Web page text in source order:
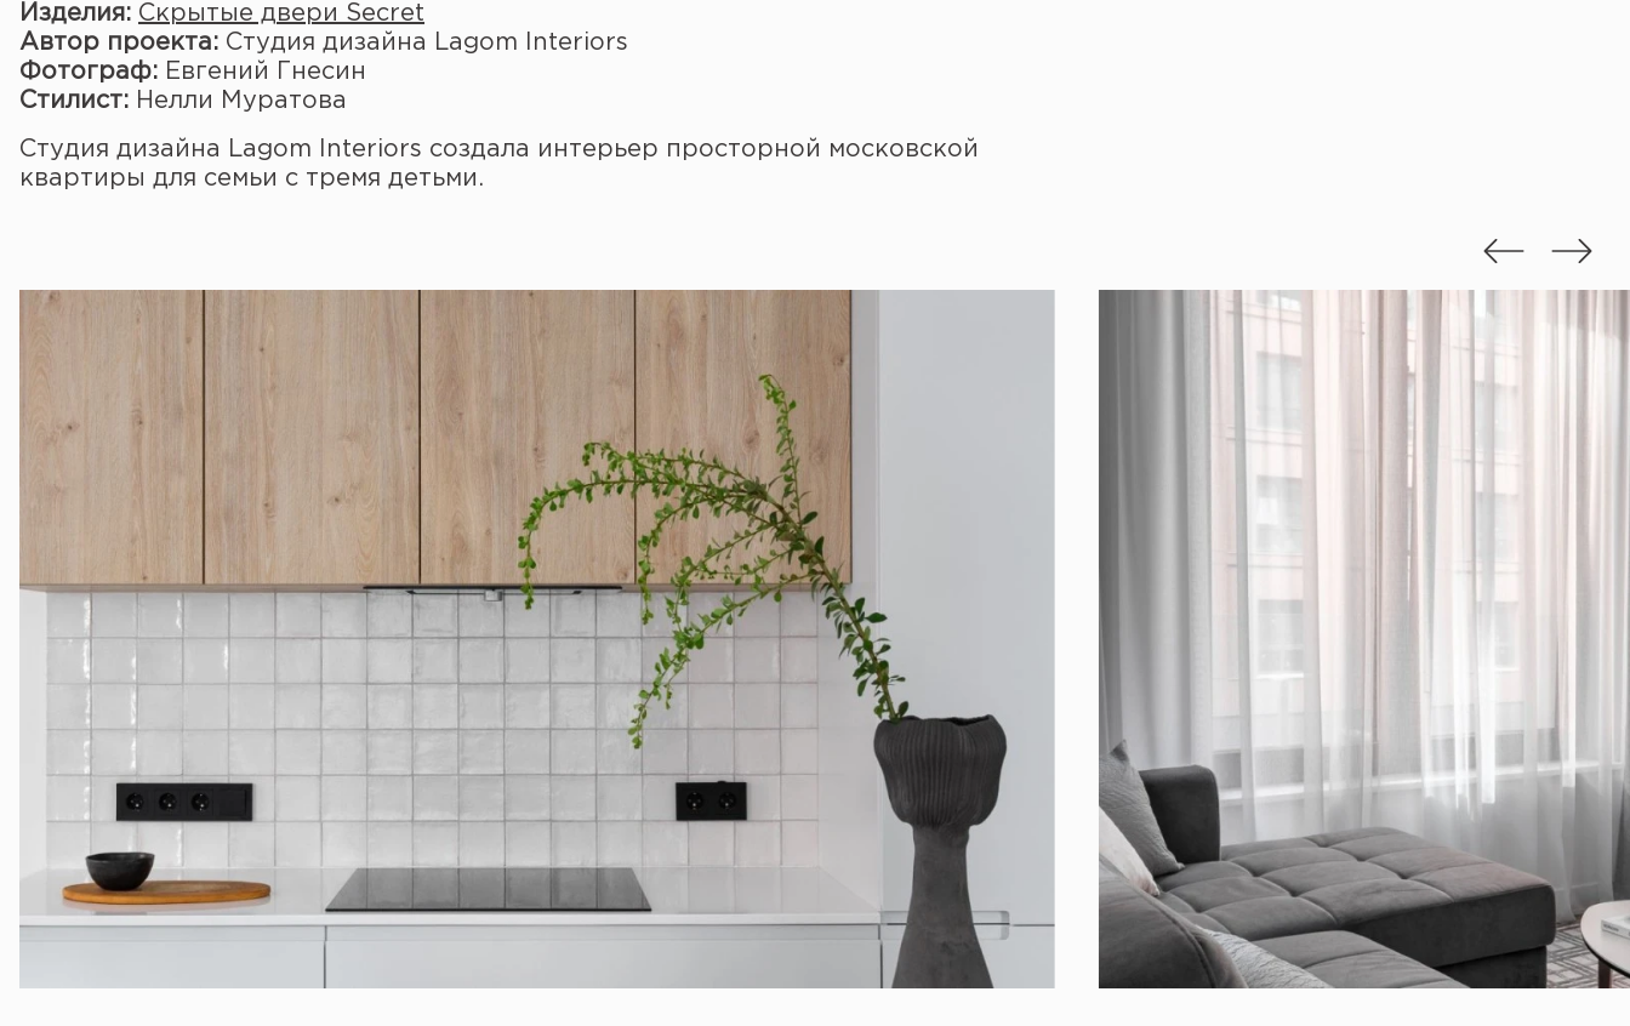
Изделия: Скрытые двери Secret
Автор проекта: Студия дизайна Lagom Interiors
Фотограф: Евгений Гнесин
Стилист: Нелли Муратова
Студия дизайна Lagom Interiors создала интерьер просторной московской
квартиры для семьи с тремя детьми.